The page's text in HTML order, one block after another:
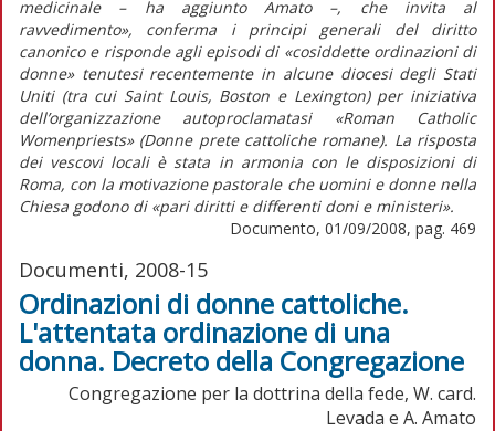
medicinale – ha aggiunto Amato –, che invita al
ravvedimento», conferma i principi generali del diritto
canonico e risponde agli episodi di «cosiddette ordinazioni di
donne» tenutesi recentemente in alcune diocesi degli Stati
Uniti (tra cui Saint Louis, Boston e Lexington) per iniziativa
dell’organizzazione autoproclamatasi «Roman Catholic
Womenpriests» (Donne prete cattoliche romane). La risposta
dei vescovi locali è stata in armonia con le disposizioni di
Roma, con la motivazione pastorale che uomini e donne nella
Chiesa godono di «pari diritti e differenti doni e ministeri».
Documento, 01/09/2008, pag. 469
Documenti, 2008-15
Ordinazioni di donne cattoliche.
L'attentata ordinazione di una
donna. Decreto della Congregazione
Congregazione per la dottrina della fede, W. card.
Levada e A. Amato